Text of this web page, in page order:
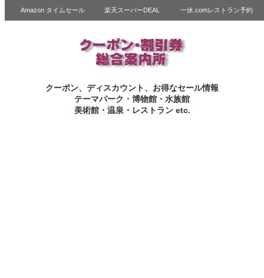
Amazon タイムセール 楽天スーパーDEAL 一休.comレストラン予約
クーポン、ディスカウント、お得なセール情報
テーマパーク・博物館・水族館
美術館・温泉・レストラン etc.